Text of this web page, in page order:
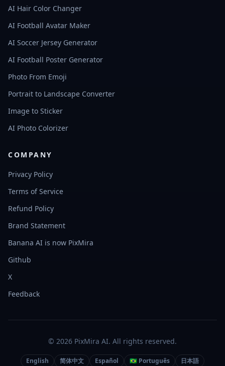
AI Hair Color Changer
AI Football Avatar Maker
AI Soccer Jersey Generator
AI Football Poster Generator
Photo From Emoji
Portrait to Landscape Converter
Image to Sticker
AI Photo Colorizer
COMPANY
Privacy Policy
Terms of Service
Refund Policy
Brand Statement
Banana AI is now PixMira
Github
X
Feedback
© 2026 PixMira AI. All rights reserved.
English 简体中文 Español 🇧🇷 Português 日本語